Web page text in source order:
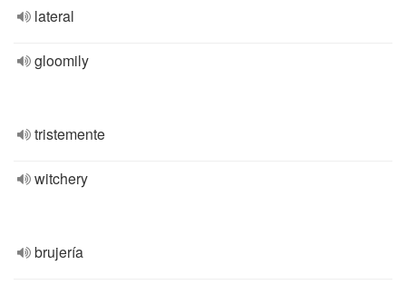
lateral
gloomily
tristemente
witchery
brujería